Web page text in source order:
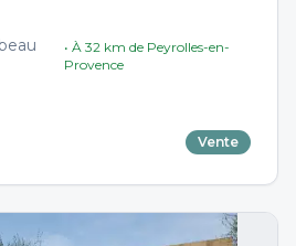
• À 32 km de Peyrolles-en-
Provence
Vente